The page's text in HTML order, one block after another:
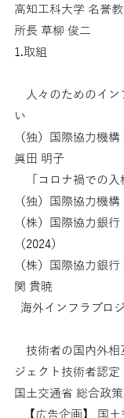
高知工科大学 名誉
所長 草柳 俊二
1.取組
人々のためのイン
い
（独）国際協力機
眞田 明子
「コロナ禍での入
（独）国際協力機
（株）国際協力銀
（2024）
（株）国際協力銀
関 貴暁
海外インフラプロ
技術者の国内外相
ジェクト技術者認定
国土交通省 総合政
【広告企画】 国土